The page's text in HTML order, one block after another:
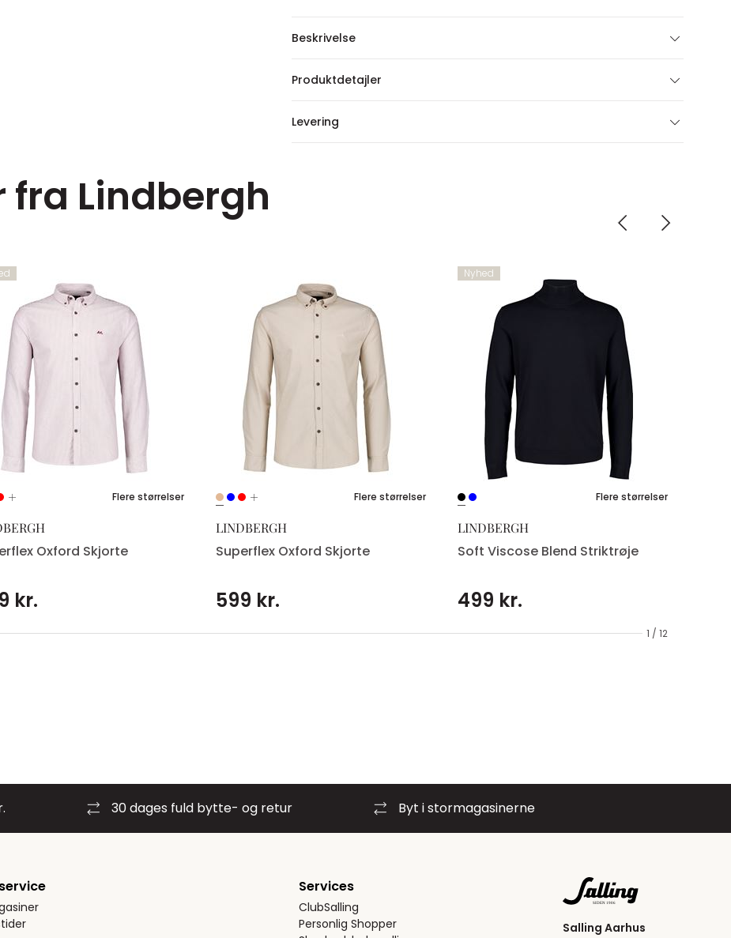
Beskrivelse
Produktdetajler
Levering
fra Lindbergh
1 / 12
Flere størrelser
Oxford Skjorte
kr.
Flere størrelser
LINDBERGH
Superflex Oxford Skjorte
599 kr.
Nyhed
Flere størrelser
LINDBERGH
Soft Viscose Blend Striktrøje
499 kr.
30 dages fuld bytte- og retur Byt i stormagasinerne
Services
ClubSalling
Personlig Shopper
Salling Aarhus